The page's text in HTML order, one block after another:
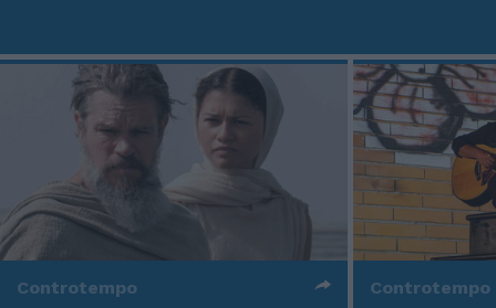
Controtempo Controtempo